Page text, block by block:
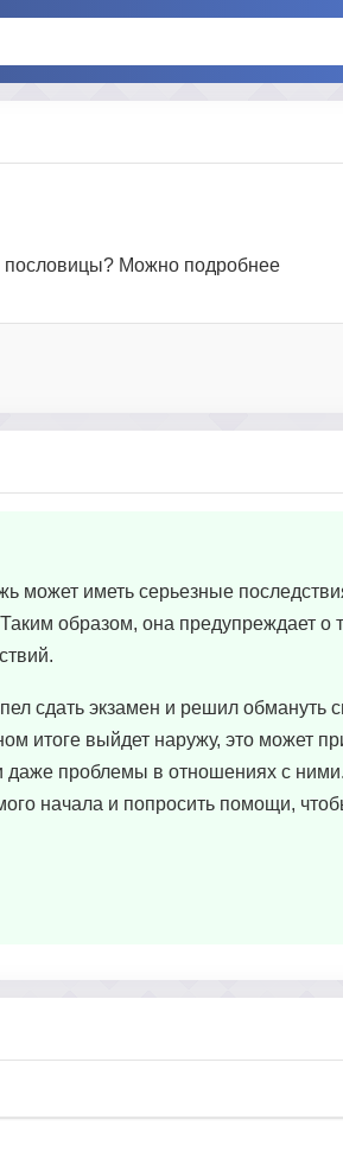
пословицы? Можно подробнее
может иметь серьезные
образом, она предупреждает о
сдать экзамен и решил обмануть
итоге выйдет наружу, это может
даже проблемы в отношениях с
начала и попросить помощи,